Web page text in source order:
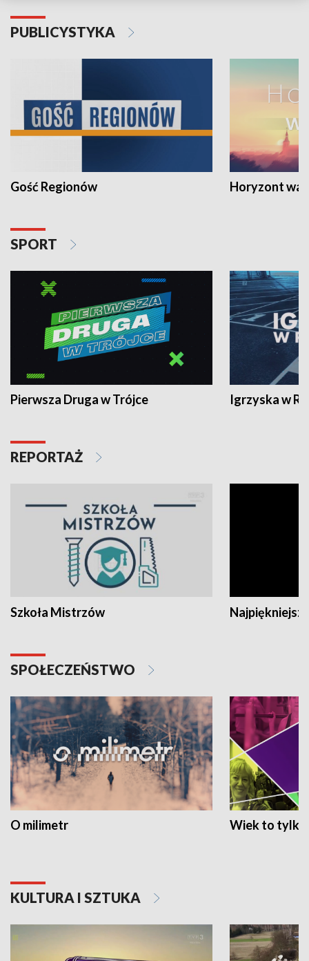
PUBLICYSTYKA
Gość Regionów Horyzont
SPORT
Pierwsza Druga w Trójce Igrzyska w
REPORTAŻ
Szkoła Mistrzów
SPOŁECZEŃSTWO
O milimetr Wiek to tylko
KULTURA I SZTUKA